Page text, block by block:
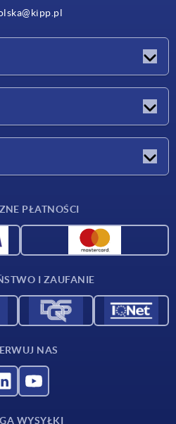
PŁATNOŚCI
I ZAUFANIE
NAS
WYSYŁKI